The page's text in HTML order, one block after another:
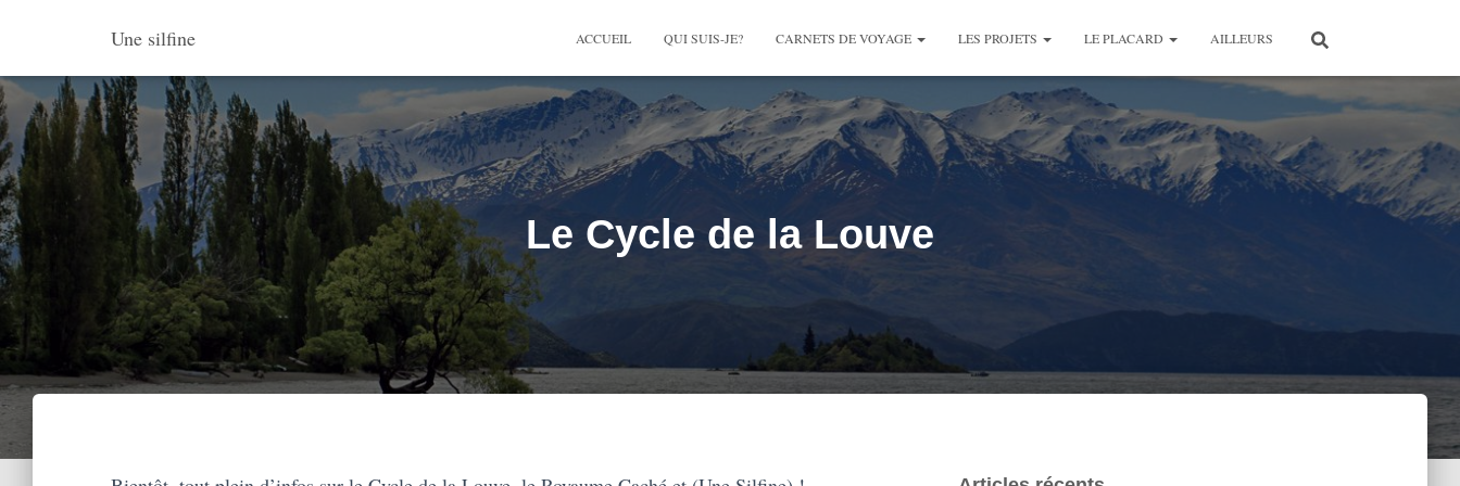
Une silfine ACCUEIL QUI SUIS-JE? CARNETS DE VOYAGE LES PROJETS LE PLACARD AILLEURS
Le Cycle de la Louve